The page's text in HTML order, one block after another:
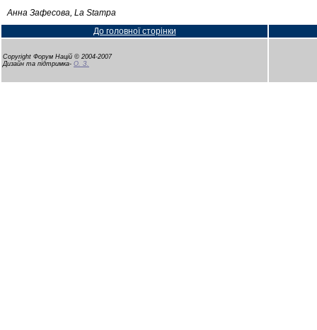
Анна Зафесова, La Stampa
До головної сторінки
Copyright Форум Націй © 2004-2007
Дизайн та підтримка- О. З.